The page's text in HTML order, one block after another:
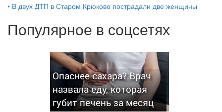
• В двух ДТП в Старом Крюково пострадали две женщины
Популярное в соцсетях
Опаснее сахара? Врач
назвала еду, которая
губит печень за месяц